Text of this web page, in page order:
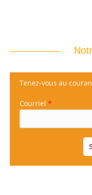
Tenez-vous au
Courriel *